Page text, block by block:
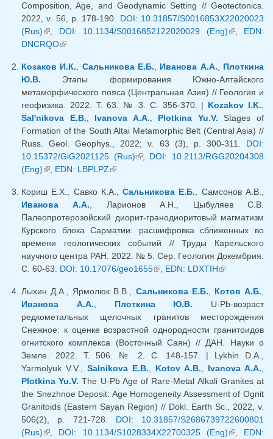
Composition, Age, and Geodynamic Setting // Geotectonics.
2022, v. 56, p. 178-190. DOI: 10.31857/S0016853X22020023
(Rus)(внешняя ссылка)
DOI: 10.1134/S0016852122020029 (Eng)(внешняя
, EDN:
DNCRQO(внешняя ссылка)
Козаков И.К. Сальникова Е.Б. Иванова А.А.
Плоткина
Ю.В. Этапы формирования Южно-Алтайского
метаморфического пояса (Центральная Азия) // Геология и
геофизика. 2022. Т. 63. № 3. С. 356-370. | Kozakov I.K.
Sal'nikova E.B.
Ivanova A.A. Plotkina Yu.V. Stages of
Formation of the South Altai Metamorphic Belt (Central Asia) //
Russ. Geol. Geophys., 2022; v. 63 (3), p. 300-311. DOI:
10.15372/GiG2021125 (Rus)(внешняя ссылка)
, DOI: 10.2113/RGG20204308
(Eng)(внешняя ссылка)
EDN: LBPLPZ(внешняя ссылка)
Кориш Е.Х., Савко К.А.,Сальникова Е.Б. , Самсонов А.В.,
Иванова А.А. , Ларионов А.Н., Цыбуляев С.В.
Палеопротерозойский диорит-гранодиоритовый магматизм
Курского блока Сарматии: расшифровка сближенных во
времени геологических событий // Труды Карельского
научного центра РАН. 2022. № 5. Сер. Геология Докембрия.
С. 60-63. DOI: 10.17076/geo1655(внешняя ссылка)
EDN: LDXTIH(внешняя
Лыхин Д.А., Ярмолюк В.В., Сальникова Е.Б. Котов А.Б.
Иванова А.А.
Плоткина Ю.В. U-Pb-возраст
редкометальных щелочных гранитов месторождения
Снежное: к оценке возрастной однородности гранитоидов
огнитского комплекса (Восточный Саян) // ДАН. Науки о
Земле. 2022. Т. 506. № 2. С. 148-157. | Lykhin D.A.,
Yarmolyuk V.V., Salnikova E.B. Kotov A.B. Ivanova A.A.
Plotkina Yu.V. The U-Pb Age of Rare-Metal Alkali Granites at
the Snezhnoe Deposit: Age Homogeneity Assessment of Ognit
Granitoids (Eastern Sayan Region) // Dokl. Earth Sc., 2022, v.
506(2), p. 721-728. DOI: 10.31857/S2686739722600801
(Rus)(внешняя ссылка)
DOI: 10.1134/S1028334X22700325 (Eng)(внешняя
, EDN: